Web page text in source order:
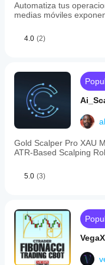
Automatiza tus
medias móviles
4.0 (2)
Gold Scalper Pro XAU
ATR‑Based Scalping
5.0 (3)